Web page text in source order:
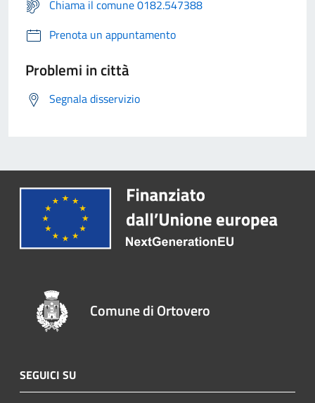
Chiama il comune 0182.547388
Prenota un appuntamento
Problemi in città
Segnala disservizio
Comune di Ortovero
SEGUICI SU